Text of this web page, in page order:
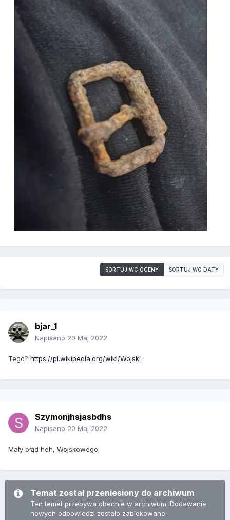
SORTUJ WG OCENY SORTUJ WG DATY
bjar_1
Napisano 20 Maj 2022
Tego? https://pl.wikipedia.org/wiki/Wojski
Szymonjhsjasbdhs
Napisano 20 Maj 2022
Mały błąd heh, Wojskowego
Temat został przeniesiony do archiwum
Ten temat przebywa obecnie w archiwum. Dodawanie
nowych odpowiedzi zostało zablokowane.